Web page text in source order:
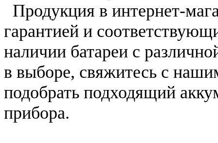
Продукция в интернет-
гарантией и
наличии батареи с
в выборе, свяжитесь с
подобрать подходящий
прибора.